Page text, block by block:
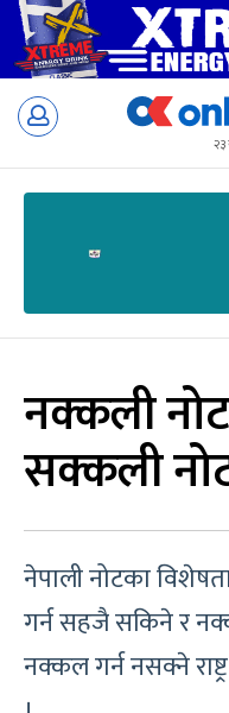
Skip
नक्कली
सक्कली
नेपाली नोटका
गर्न सहजै सकिने र
नक्कल गर्न नसक्ने